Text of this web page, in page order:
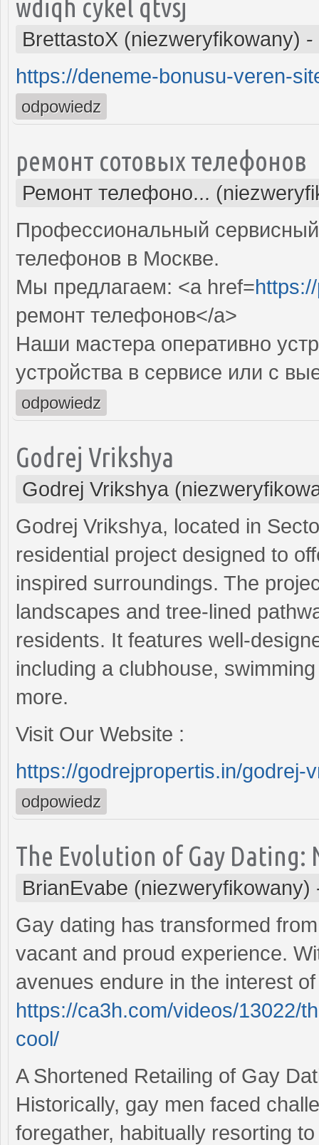
wdiqh cykel qtvsj
BrettastoX (niezweryfikowany) -
https://deneme-bonusu-veren-
odpowiedz
ремонт сотовых телефонов
Ремонт телефоно...
Профессиональный
телефонов в Москве.
Мы предлагаем: <a href=
ремонт телефонов</a>
Наши мастера оперативно
устройства в сервисе или с
odpowiedz
Godrej Vrikshya
Godrej Vrikshya
Godrej Vrikshya, located in
residential project designed to
inspired surroundings. The
landscapes and tree-lined
residents. It features well-
including a clubhouse,
more.
Visit Our Website :
https://godrejpropertis.in/godrej-
odpowiedz
The Evolution of Gay
BrianEvabe (niezweryfikowany)
Gay dating has transformed
vacant and proud experience.
avenues endure in the interest
https://ca3h.com/videos/13022/
cool/
A Shortened Retailing of Gay
Historically, gay men faced
foregather, habitually resorting